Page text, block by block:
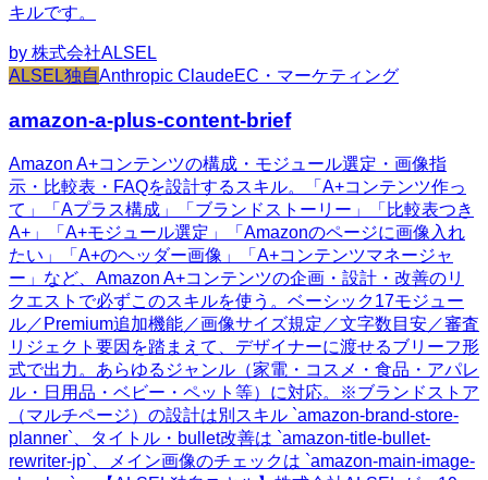
キルです。
by 株式会社ALSEL
ALSEL独自Anthropic ClaudeEC・マーケティング
amazon-a-plus-content-brief
Amazon A+コンテンツの構成・モジュール選定・画像指
示・比較表・FAQを設計するスキル。「A+コンテンツ作っ
て」「Aプラス構成」「ブランドストーリー」「比較表つき
A+」「A+モジュール選定」「Amazonのページに画像入れ
たい」「A+のヘッダー画像」「A+コンテンツマネージャ
ー」など、Amazon A+コンテンツの企画・設計・改善のリ
クエストで必ずこのスキルを使う。ベーシック17モジュー
ル／Premium追加機能／画像サイズ規定／文字数目安／審査
リジェクト要因を踏まえて、デザイナーに渡せるブリーフ形
式で出力。あらゆるジャンル（家電・コスメ・食品・アパレ
ル・日用品・ベビー・ペット等）に対応。※ブランドストア
（マルチページ）の設計は別スキル `amazon-brand-store-
planner`、タイトル・bullet改善は `amazon-title-bullet-
rewriter-jp`、メイン画像のチェックは `amazon-main-image-